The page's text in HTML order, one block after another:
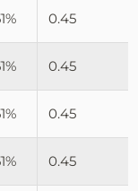
0.45
0.45
0.45
0.45